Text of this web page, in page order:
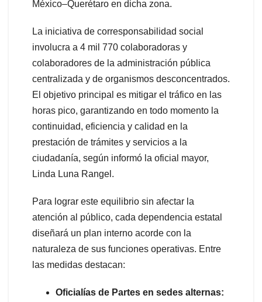
México–Querétaro en dicha zona.
La iniciativa de corresponsabilidad social
involucra a 4 mil 770 colaboradoras y
colaboradores de la administración pública
centralizada y de organismos desconcentrados.
El objetivo principal es mitigar el tráfico en las
horas pico, garantizando en todo momento la
continuidad, eficiencia y calidad en la
prestación de trámites y servicios a la
ciudadanía, según informó la oficial mayor,
Linda Luna Rangel.
Para lograr este equilibrio sin afectar la
atención al público, cada dependencia estatal
diseñará un plan interno acorde con la
naturaleza de sus funciones operativas. Entre
las medidas destacan:
Oficialías de Partes en sedes alternas: